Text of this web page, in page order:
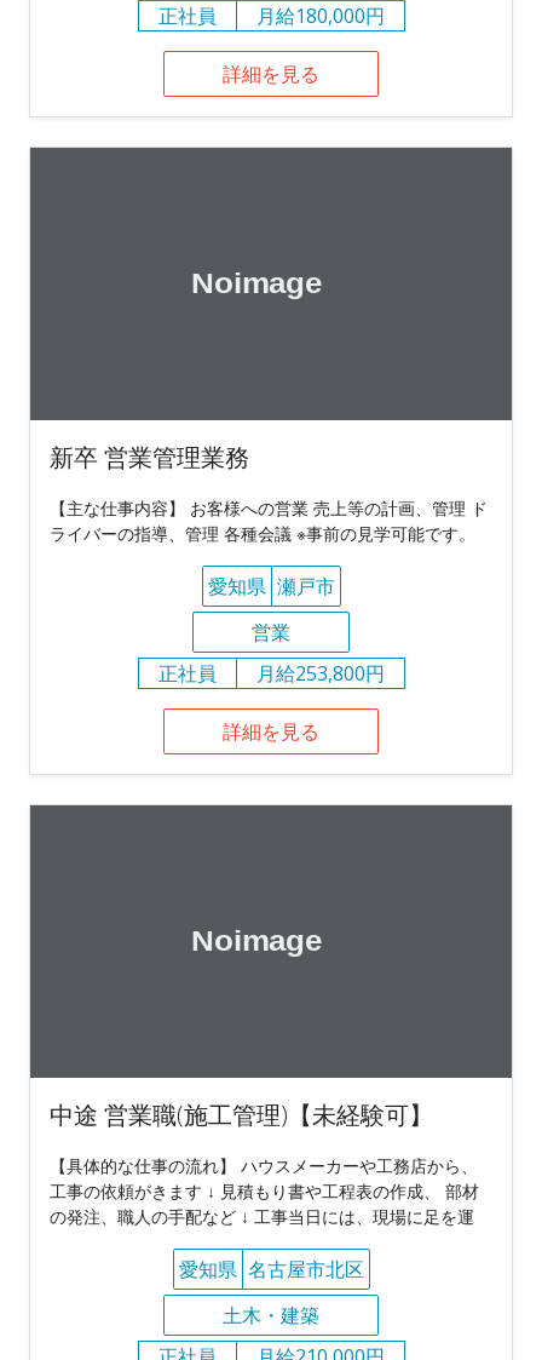
正社員
月給180,000円
詳細を見る
新卒 営業管理業務
【主な仕事内容】 お客様への営業 売上等の計画、管理 ド
ライバーの指導、管理 各種会議 ※事前の見学可能です。
愛知県 瀬戸市
営業
正社員
月給253,800円
詳細を見る
中途 営業職(施工管理)【未経験可】
【具体的な仕事の流れ】 ハウスメーカーや工務店から、
工事の依頼がきます ↓ 見積もり書や工程表の作成、 部材
の発注、職人の手配など ↓ 工事当日には、現場に足を運
愛知県 名古屋市北区
土木・建築